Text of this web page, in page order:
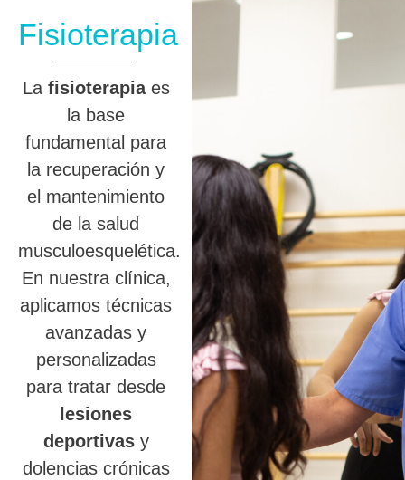
Fisioterapia
La fisioterapiaes
la base
fundamental para
la recuperación y
el mantenimiento
de la salud
musculoesquelética.
En nuestra clínica,
aplicamos técnicas
avanzadas y
personalizadas
para tratar desde
lesiones
deportivasy
dolencias crónicas